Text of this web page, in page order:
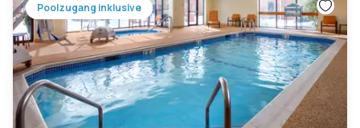
Poolzugang inklusive